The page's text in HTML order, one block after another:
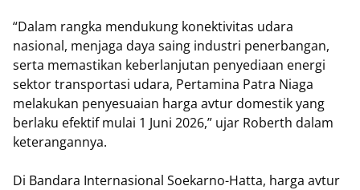
“Dalam rangka mendukung konektivitas udara
nasional, menjaga daya saing industri penerbangan,
serta memastikan keberlanjutan penyediaan energi
sektor transportasi udara, Pertamina Patra Niaga
melakukan penyesuaian harga avtur domestik yang
berlaku efektif mulai 1 Juni 2026,” ujar Roberth dalam
keterangannya.
Di Bandara Internasional Soekarno-Hatta, harga avtur